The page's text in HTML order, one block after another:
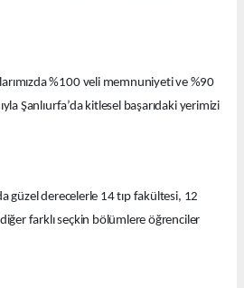
%100 veli memnuniyeti ve %90
Şanlıurfa’da kitlesel başarıdaki yerimizi
güzel derecelerle 14 tıp fakültesi, 12
farklı seçkin bölümlere öğrenciler